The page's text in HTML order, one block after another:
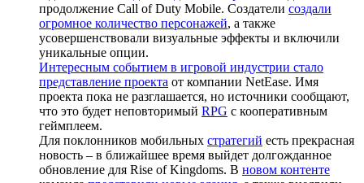
продолжение Call of Duty Mobile. Создатели создали
огромное количество персонажей, а также
усовершенствовали визуальные эффекты и включили
уникальные опции.
Интересным событием в игровой индустрии стало
представление проекта от компании NetEase. Имя
проекта пока не разглашается, но источники сообщают,
что это будет неповторимый RPG с кооперативным
геймплеем.
Для поклонников мобильных стратегий есть прекрасная
новость – в ближайшее время выйдет долгожданное
обновление для Rise of Kingdoms. В новом контенте